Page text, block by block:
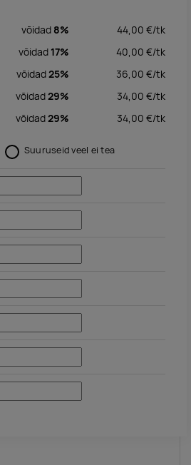
võidad 8% 44,00 €/tk
võidad 17% 40,00 €/tk
võidad25% 36,00 €/tk
võidad29% 34,00 €/tk
võidad29% 34,00 €/tk
Suuruseid veel ei tea